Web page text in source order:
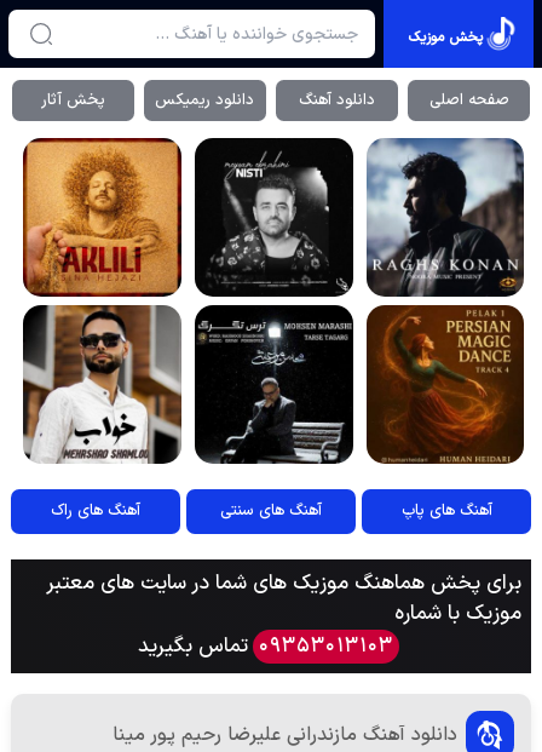
پخش موزیک
صفحه اصلی دانلود آهنگ دانلود ریمیکس پخش آثار
آهنگ های پاپ آهنگ های سنتی آهنگ های راک
برای پخش هماهنگ موزیک های شما در سایت های معتبر
موزیک با شماره
09353013103 تماس بگیرید
دانلود آهنگ مازندرانی علیرضا رحیم پور مینا